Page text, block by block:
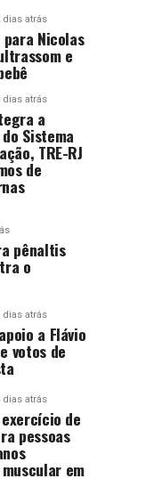
dias atrás
Nicolas
e
dias atrás
a
Sistema
TRE-RJ
de
pênaltis
o
dias atrás
a Flávio
votos de
dias atrás
de
pessoas
em